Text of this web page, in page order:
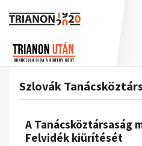
A
Galéria
Szlovák
A Tanácsköztársaság
Felvidék kiürítését